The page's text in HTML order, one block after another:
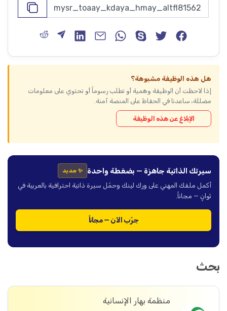
هل هذه الوظيفة مشبوهة؟
إذا لاحظت أن الوظيفة وهمية أو تطلب رسوماً أو تحتوي على معلومات
مضللة، ساعدنا في الحفاظ على المنصة آمنة.
الإبلاغ عن هذه الوظيفة
سيرتك الذاتية جاهزة — بضغطة واحدة ✨ جديد
أكمل ملفك المهني على ورك لينك وحمّل سيرة ذاتية احترافية بالعربية في
ثوانٍ — مجاناً.
جرّب الآن — مجاناً
بحث
منظمة بهار الإنسانية